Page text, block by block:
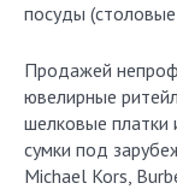
посуды
Продажей
ювелирные
шелковые платки
сумки под
Michael Kors,